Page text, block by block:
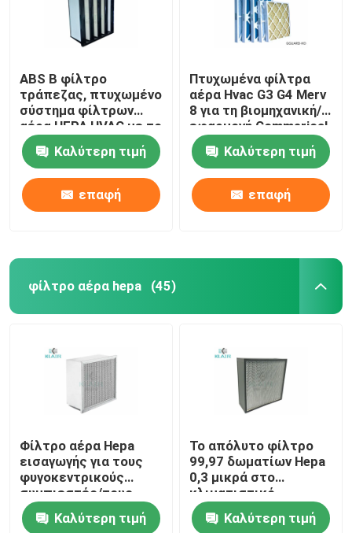
ABS Β φίλτρο
τράπεζας, πτυχωμένο
σύστημα φίλτρων
αέρα HEPA HVAC με το
πλαστικό πλαίσιο
Καλύτερη τιμή
επαφή
Πτυχωμένα φίλτρα
αέρα Hvac G3 G4 Merv
8 για τη βιομηχανική/
εφαρμογή Commerical
Καλύτερη τιμή
επαφή
φίλτρο αέρα hepa (45)
Φίλτρο αέρα Hepa
εισαγωγής για τους
φυγοκεντρικούς
συμπιεστές/τους
στροβίλους αερίου/
τις μηχανές
Καλύτερη τιμή
Το απόλυτο φίλτρο
99,97 δωματίων Hepa
0,3 μικρά στο
κλιματιστικό
μηχάνημα αφαιρεί τα
σπόρια φορμών
Καλύτερη τιμή